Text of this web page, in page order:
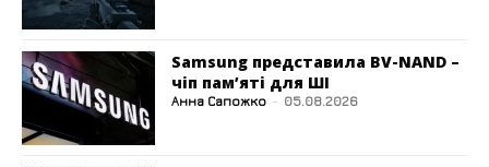
Samsung представила BV-NAND –
чіп пам’яті для ШІ
Анна Сапожко - 05.08.2026